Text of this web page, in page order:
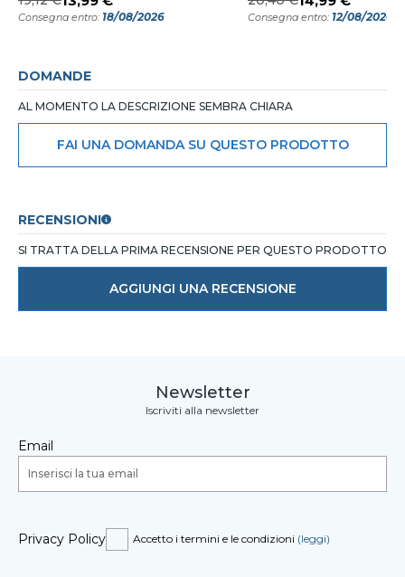
Consegna entro: 18/08/2026 Consegna entro: 12/08/2026
DOMANDE
AL MOMENTO LA DESCRIZIONE SEMBRA CHIARA
FAI UNA DOMANDA SU QUESTO PRODOTTO
RECENSIONI
SI TRATTA DELLA PRIMA RECENSIONE PER QUESTO PRODOTTO
AGGIUNGI UNA RECENSIONE
Newsletter
Iscriviti alla newsletter
Email
Privacy Policy Accetto i termini e le condizioni (leggi)